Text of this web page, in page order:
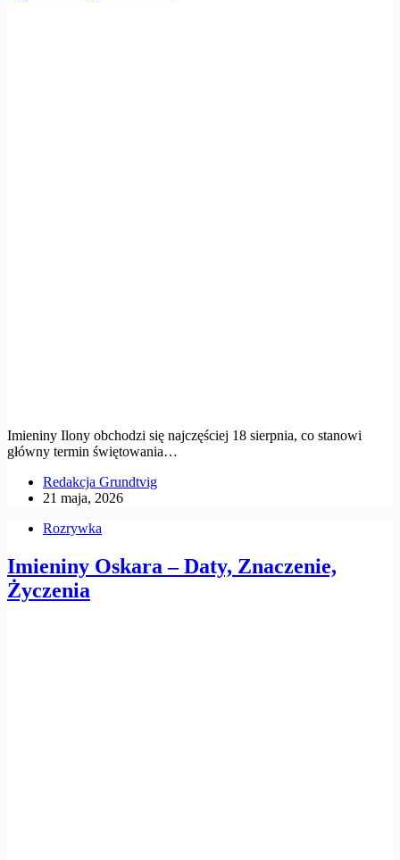
Imieniny Ilony obchodzi się najczęściej 18 sierpnia, co stanowi
główny termin świętowania…
Redakcja Grundtvig
21 maja, 2026
Rozrywka
Imieniny Oskara – Daty, Znaczenie,
Życzenia